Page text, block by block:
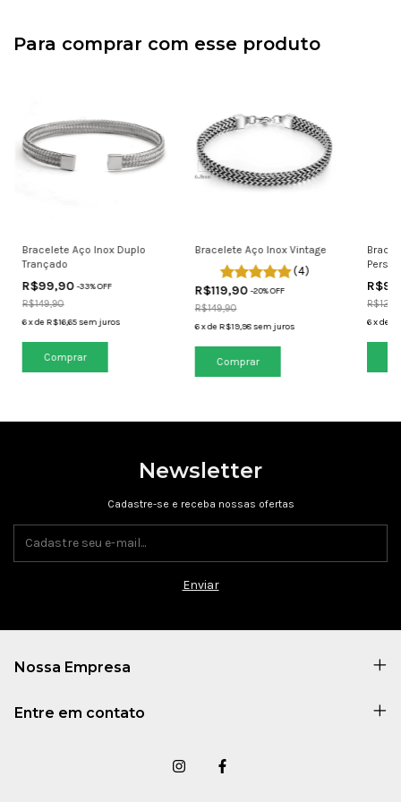
Para comprar com esse produto
Bracelete Aço Inox Duplo
Trançado
R$99,90-33% OFF
R$149,90
6xdeR$16,65sem juros
Bracelete Aço Inox Vintage
(4)
R$119,90-20% OFF
R$149,90
6xdeR$19,98 sem juros 6xde
Newsletter
Cadastre-se e receba nossas ofertas
Nossa Empresa
Entre em contato